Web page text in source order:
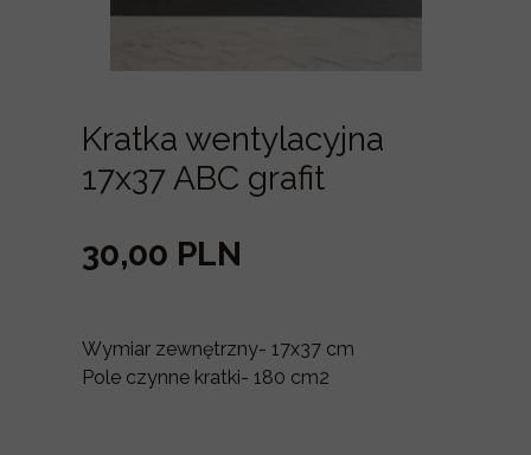
Wymiar zewnętrzny- 17x37 cm
Pole czynne kratki- 180 cm2
30,00 PLN
Kratka wentylacyjna
17x37 ABC grafit